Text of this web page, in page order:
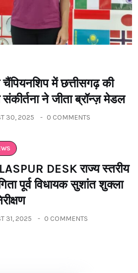
चैंपियनशिप में छत्तीसगढ़ की
संकीर्तना ने जीता ब्रॉन्ज़ मेडल
30, 2025 0 COMMENTS
DESK राज्य स्तरीय
पूर्व विधायक सुशांत शुक्ला
31, 2025 0 COMMENTS